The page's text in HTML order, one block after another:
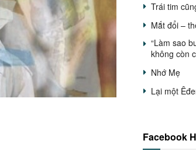
Trái tim
Mắt đổi –
“Làm sao
không còn
Nhớ Mẹ
Lại một
Facebook